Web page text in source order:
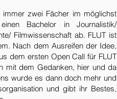
zwei Fächer im möglichst
Bachelor in Journalistik/
Filmwissenschaft ab. FLUT ist
Nach dem Ausreifen der Idee,
dem ersten Open Call für FLUT
mit dem Gedanken, hier und da
wurde es dann doch mehr und
und gibt ihr Bestes,